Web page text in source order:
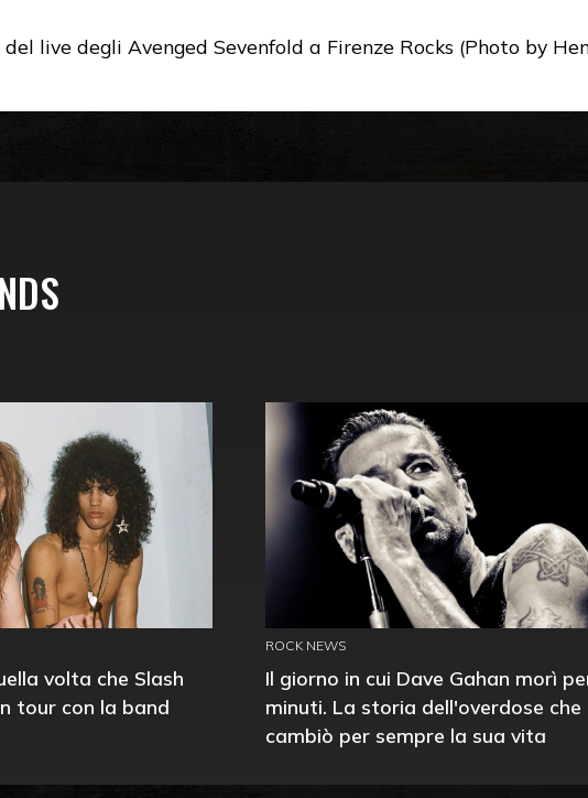
live degli Avenged Sevenfold a Firenze Rocks (Photo by
volta che Slash
tour con la band
ROCK NEWS
Il giorno in cui Dave Gahan morì
minuti. La storia dell'overdose che
cambiò per sempre la sua vita